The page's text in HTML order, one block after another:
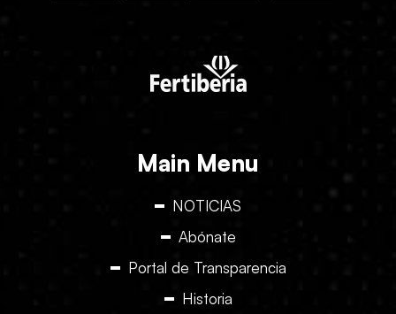
Main Menu
NOTICIAS
Abónate
Portal de Transparencia
Historia